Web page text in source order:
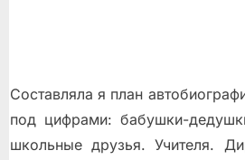
Составляла я план
под цифрами: бабушки-
школьные друзья. Учителя.